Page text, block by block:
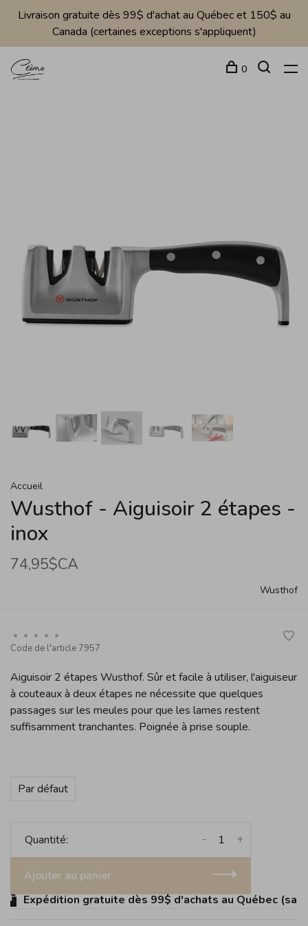
Livraison gratuite dès 99$ d'achat au Québec et 150$ au
Canada (certaines exceptions s'appliquent)
0
Accueil
Wusthof - Aiguisoir 2 étapes -
inox
74,95$CA
Wusthof
• • • • •
Code de l'article 7957
Aiguisoir 2 étapes Wusthof. Sûr et facile à utiliser, l'aiguiseur
à couteaux à deux étapes ne nécessite que quelques
passages sur les meules pour que les lames restent
suffisamment tranchantes. Poignée à prise souple.
Par défaut
Quantité: +
-
Ajouter au panier
Expédition gratuite dès 99$ d'achats au Québec (sauf